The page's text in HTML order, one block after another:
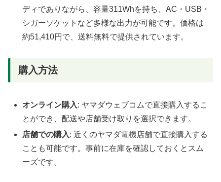
ディでありながら、容量311Whを持ち、AC・USB・
シガーソケットなど多様な出力が可能です。価格は
約51,410円で、送料無料で提供されています。
購入方法
オンライン購入: ヤマダウェブコムで直接購入するこ
とができ、配送や店舗受け取りを選択できます。
店舗での購入: 近くのヤマダ電機店舗で直接購入する
ことも可能です。事前に在庫を確認しておくとスム
ーズです。